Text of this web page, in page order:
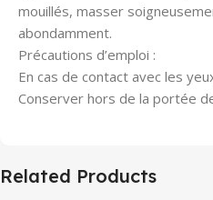
mouillés, masser
abondamment.
Précautions d’emploi :
En cas de contact avec les
Conserver hors de la portée
Related Products